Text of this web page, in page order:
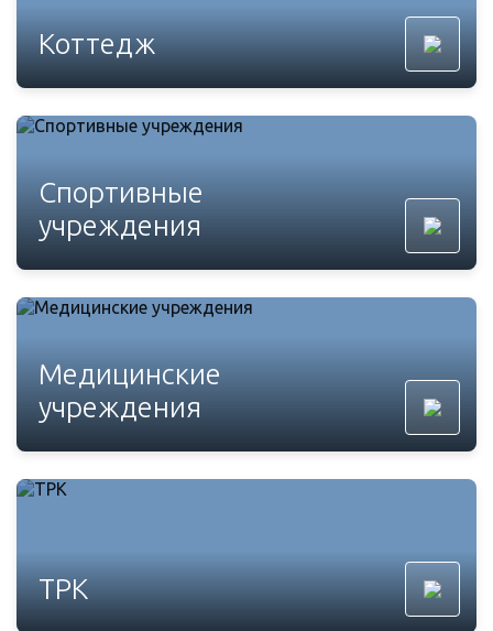
Коттедж
Спортивные
учреждения
Медицинские
учреждения
ТРК